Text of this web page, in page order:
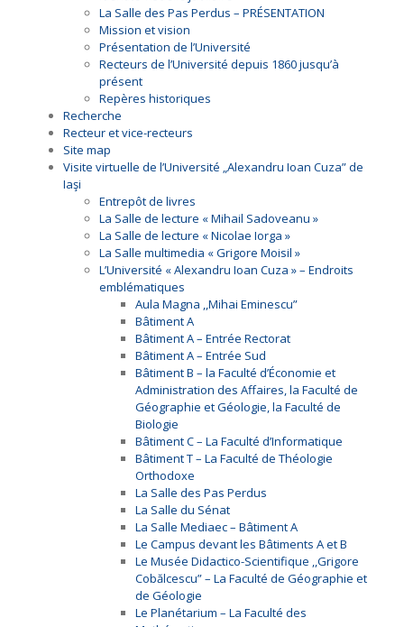
La Salle des Pas Perdus – PRÉSENTATION
Mission et vision
Présentation de l’Université
Recteurs de l’Université depuis 1860 jusqu’à
présent
Repères historiques
Recherche
Recteur et vice-recteurs
Site map
Visite virtuelle de l’Université „Alexandru Ioan Cuza” de
Iaşi
Entrepôt de livres
La Salle de lecture « Mihail Sadoveanu »
La Salle de lecture « Nicolae Iorga »
La Salle multimedia « Grigore Moisil »
L’Université « Alexandru Ioan Cuza » – Endroits
emblématiques
Aula Magna ,,Mihai Eminescu”
Bâtiment A
Bâtiment A – Entrée Rectorat
Bâtiment A – Entrée Sud
Bâtiment B – la Faculté d’Économie et
Administration des Affaires, la Faculté de
Géographie et Géologie, la Faculté de
Biologie
Bâtiment C – La Faculté d’Informatique
Bâtiment T – La Faculté de Théologie
Orthodoxe
La Salle des Pas Perdus
La Salle du Sénat
La Salle Mediaec – Bâtiment A
Le Campus devant les Bâtiments A et B
Le Musée Didactico-Scientifique ,,Grigore
Cobălcescu” – La Faculté de Géographie et
de Géologie
Le Planétarium – La Faculté des